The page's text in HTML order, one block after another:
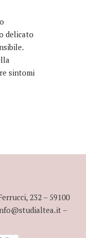
delicato
sintomi
232 – 59100
–